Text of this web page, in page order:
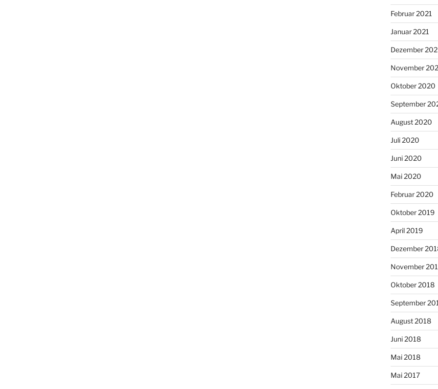
Februar 2021
Januar 2021
Dezember
November
Oktober 2020
September
August 2020
Juli 2020
Juni 2020
Mai 2020
Februar 2020
Oktober 2019
April 2019
Dezember
November
Oktober 2018
September
August 2018
Juni 2018
Mai 2018
Mai 2017